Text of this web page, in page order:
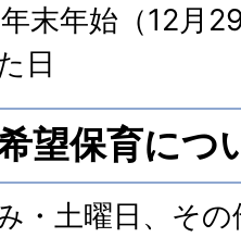
末年始（12月
日
望保育につ
・土曜日、そ